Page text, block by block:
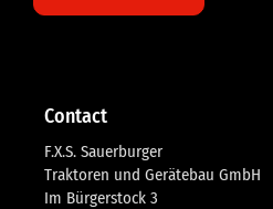
Contact
F.X.S. Sauerburger
Traktoren und Gerätebau GmbH
Im Bürgerstock 3